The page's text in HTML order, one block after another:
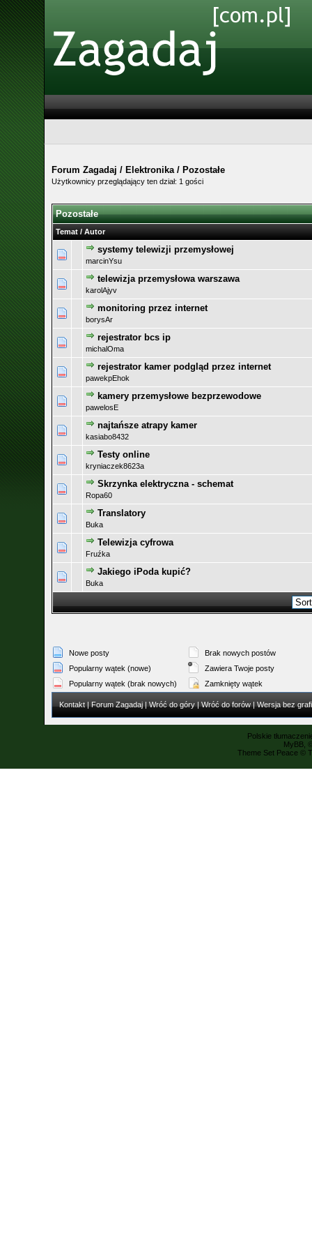
Forum Zagadaj / Elektronika / Pozostałe
Użytkownicy przeglądający ten dział: 1 gości
Pozostałe
Temat/ Autor
systemy telewizji przemysłowej
marcinYsu
telewizja przemysłowa warszawa
karolAjyv
monitoring przez internet
borysAr
rejestrator bcs ip
michalOma
rejestrator kamer podgląd przez internet
pawekpEhok
kamery przemysłowe bezprzewodowe
pawelosE
najtańsze atrapy kamer
kasiabo8432
Testy online
kryniaczek8623a
Skrzynka elektryczna - schemat
Ropa60
Translatory
Buka
Telewizja cyfrowa
Fruźka
Jakiego iPoda kupić?
Buka
Nowe posty
Popularny wątek (nowe)
Popularny wątek (brak nowych)
Brak nowych postów
Zawiera Twoje posty
Zamknięty wątek
Kontakt| Forum Zagadaj| Wróć do góry| Wróć do forów| Wersja bez
Polskie
MyBB,
Theme Set Peace ©